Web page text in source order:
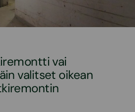
vai
valitset oikean